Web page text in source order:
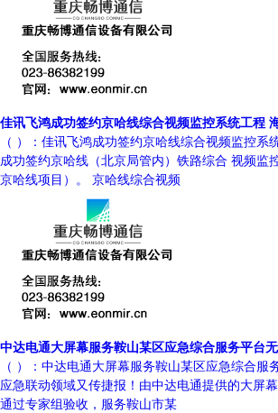
佳讯飞鸿成功签约京哈线综合视频监控系统工程
（ ）：佳讯飞鸿成功签约京哈线综合视频监控系
成功签约京哈线（北京局管内）铁路综合 视频监
京哈线项目）。 京哈线综合视频
中达电通大屏幕服务鞍山某区应急综合服务平台
（ ）：中达电通大屏幕服务鞍山某区应急综合服
应急联动领域又传捷报！由中达电通提供的大屏
通过专家组验收，服务鞍山市某